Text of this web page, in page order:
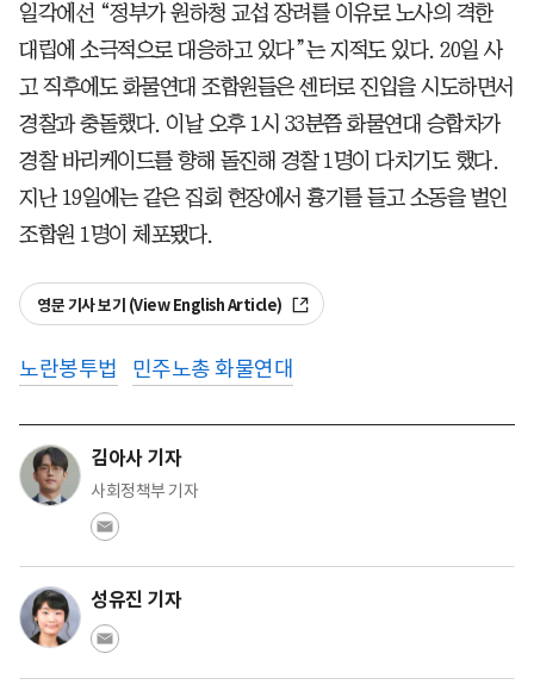
일각에선 “정부가 원하청 교섭 장려를 이유로 노사의 격한
대립에 소극적으로 대응하고 있다”는 지적도 있다. 20일 사
고 직후에도 화물연대 조합원들은 센터로 진입을 시도하면서
경찰과 충돌했다. 이날 오후 1시 33분쯤 화물연대 승합차가
경찰 바리케이드를 향해 돌진해 경찰 1명이 다치기도 했다.
지난 19일에는 같은 집회 현장에서 흉기를 들고 소동을 벌인
조합원 1명이 체포됐다.
영문 기사 보기 (View English Article)
노란봉투법 민주노총 화물연대
김아사 기자
사회정책부 기자
성유진 기자